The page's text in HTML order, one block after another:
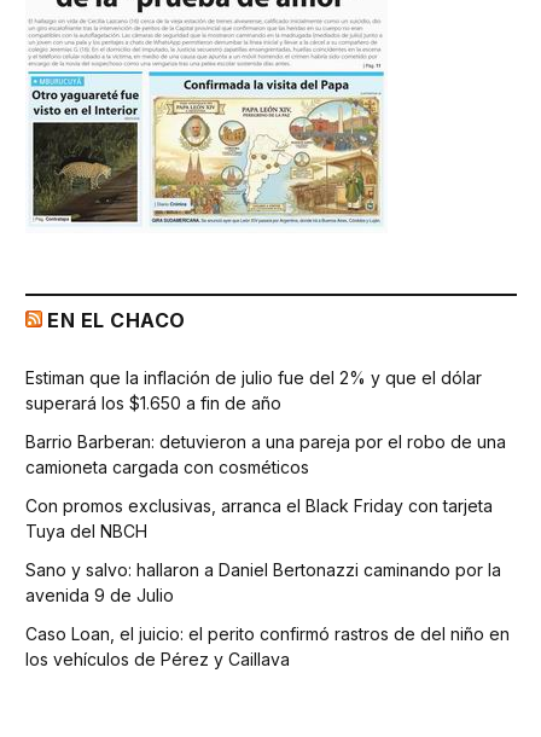
EN EL CHACO
Estiman que la inflación de julio fue del 2% y que el dólar
superará los $1.650 a fin de año
Barrio Barberan: detuvieron a una pareja por el robo de una
camioneta cargada con cosméticos
Con promos exclusivas, arranca el Black Friday con tarjeta
Tuya del NBCH
Sano y salvo: hallaron a Daniel Bertonazzi caminando por la
avenida 9 de Julio
Caso Loan, el juicio: el perito confirmó rastros de del niño en
los vehículos de Pérez y Caillava